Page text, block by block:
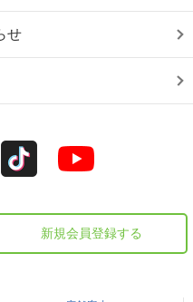
せ
新規会員登録する